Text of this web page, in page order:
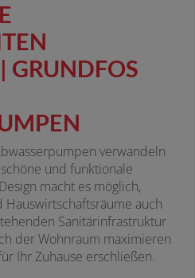
GRUNDFOS
verwandeln
und funktionale
macht es möglich,
Hauswirtschaftsräume auch
Sanitärinfrastruktur
der Wohnraum maximieren
Ihr Zuhause erschließen.